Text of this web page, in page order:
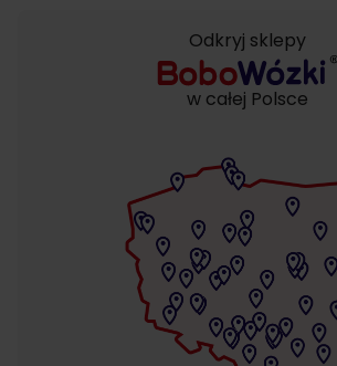
Odkryj sklepy
w całej Polsce